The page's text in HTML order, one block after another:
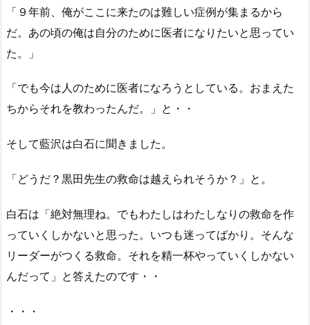
「９年前、俺がここに来たのは難しい症例が集まるから
だ。あの頃の俺は自分のために医者になりたいと思ってい
た。」
「でも今は人のために医者になろうとしている。おまえた
ちからそれを教わったんだ。」と・・
そして藍沢は白石に聞きました。
「どうだ？黒田先生の救命は越えられそうか？」と。
白石は「絶対無理ね。でもわたしはわたしなりの救命を作
っていくしかないと思った。いつも迷ってばかり。そんな
リーダーがつくる救命。それを精一杯やっていくしかない
んだって」と答えたのです・・
・・・